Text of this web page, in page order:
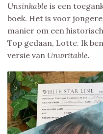
Unsinkable is een
boek. Het is voor
manier om een
Top gedaan, Lotte. Ik
versie van Unwritable.